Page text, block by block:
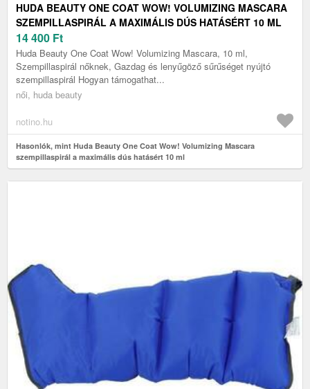
HUDA BEAUTY ONE COAT WOW! VOLUMIZING MASCARA
SZEMPILLASPIRÁL A MAXIMÁLIS DÚS HATÁSÉRT 10 ML
14 400 Ft
Huda Beauty One Coat Wow! Volumizing Mascara, 10 ml,
Szempillaspirál nőknek, Gazdag és lenyűgöző sűrűséget nyújtó
szempillaspirál Hogyan támogathat...
női, huda beauty
notino.hu
Hasonlók, mint Huda Beauty One Coat Wow! Volumizing Mascara
szempillaspirál a maximális dús hatásért 10 ml